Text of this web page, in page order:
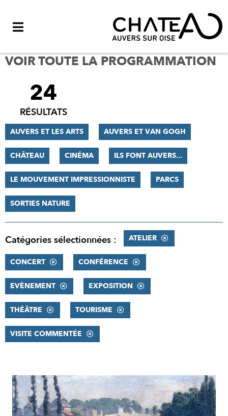
VOIR TOUTE LA PROGRAMMATION
FILTRER
RÉSULTATS
24
RÉSULTATS
AUVERS ET LES ARTS AUVERS ET VAN GOGH
CHÂTEAU CINÉMA ILS FONT AUVERS...
LE MOUVEMENT IMPRESSIONNISTE PARCS
SORTIES NATURE
Catégories sélectionnées : ATELIER
CONCERT CONFÉRENCE
EVÈNEMENT EXPOSITION
THÉÂTRE TOURISME
VISITE COMMENTÉE
RÉSULTATS